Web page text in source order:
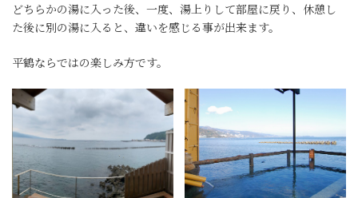
どちらかの湯に入った後、一度、湯上りして部屋に戻り、休憩し
た後に別の湯に入ると、違いを感じる事が出来ます。
平鶴ならではの楽しみ方です。